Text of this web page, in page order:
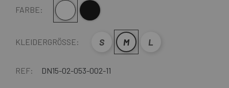
FARBE: weiß grauSchwarzgrau
KLEIDERGRÖSSE: S M L
REF: DN15-02-053-002-11